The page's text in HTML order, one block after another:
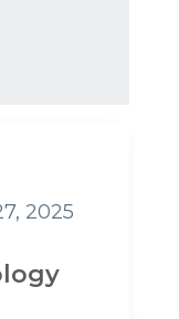
2025